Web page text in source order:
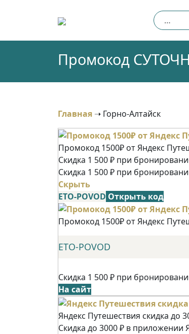
Найти:
Промокод
Главная ➝ Горно-Алтайск
Промокод 1500₽ от Яндекс
Скидка 1 500 ₽ при
Скидка 1 500 ₽ при
Скрыть
ETO-POVOD Открыть код
Промокод 1500₽ от Яндекс
ETO-POVOD
Скидка 1 500 ₽ при
На сайт
Яндекс Путешествия скидка до
Скидка до 3000 ₽ в приложении